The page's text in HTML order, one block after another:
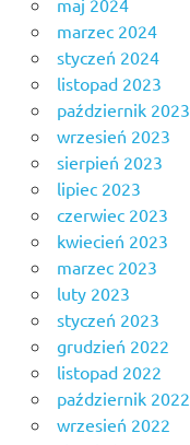
maj 2024
marzec 2024
styczeń 2024
listopad 2023
październik 2023
wrzesień 2023
sierpień 2023
lipiec 2023
czerwiec 2023
kwiecień 2023
marzec 2023
luty 2023
styczeń 2023
grudzień 2022
listopad 2022
październik 2022
wrzesień 2022